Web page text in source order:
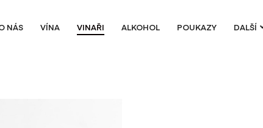
NÁS VÍNA VINAŘI ALKOHOL POUKAZY DALŠÍ